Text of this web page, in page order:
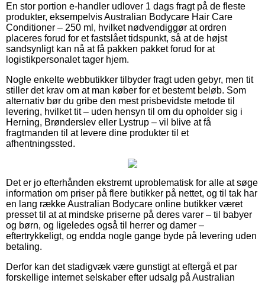
En stor portion e-handler udlover 1 dags fragt på de fleste
produkter, eksempelvis Australian Bodycare Hair Care
Conditioner – 250 ml, hvilket nødvendiggør at ordren
placeres forud for et fastslået tidspunkt, så at de højst
sandsynligt kan nå at få pakken pakket forud for at
logistikpersonalet tager hjem.
Nogle enkelte webbutikker tilbyder fragt uden gebyr, men tit
stiller det krav om at man køber for et bestemt beløb. Som
alternativ bør du gribe den mest prisbevidste metode til
levering, hvilket tit – uden hensyn til om du opholder sig i
Herning, Brønderslev eller Lystrup – vil blive at få
fragtmanden til at levere dine produkter til et
afhentningssted.
Det er jo efterhånden ekstremt uproblematisk for alle at søge
information om priser på flere butikker på nettet, og til tak har
en lang række Australian Bodycare online butikker været
presset til at at mindske priserne på deres varer – til babyer
og børn, og ligeledes også til herrer og damer –
eftertrykkeligt, og endda nogle gange byde på levering uden
betaling.
Derfor kan det stadigvæk være gunstigt at eftergå et par
forskellige internet selskaber efter udsalg på Australian